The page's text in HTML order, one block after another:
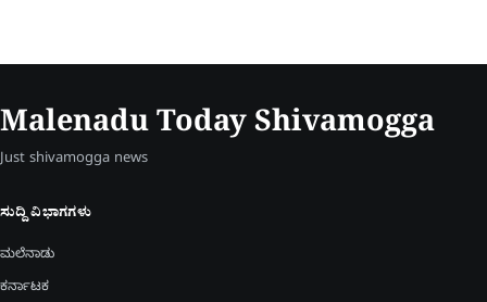
Malenadu Today Shivamogga
Just shivamogga news
ಸುದ್ದಿ ವಿಭಾಗಗಳು
ಮಲೆನಾಡು
ಕರ್ನಾಟಕ